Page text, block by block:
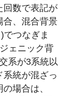
回数で表記が
合、混合背景
でつなぎま
ェニック背
系が3系統以
系統が混ざっ
場合は、